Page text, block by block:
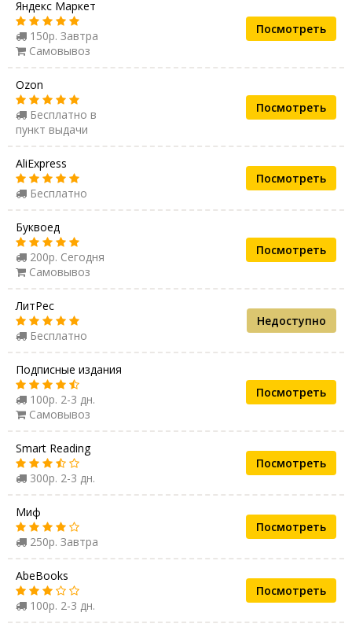
Яндекс Маркет
150р. Завтра
Самовывоз
Посмотреть
Ozon
Бесплатно в
пункт выдачи
Посмотреть
AliExpress
Бесплатно
Посмотреть
Буквоед
200р. Сегодня
Самовывоз
Посмотреть
ЛитРес
Бесплатно
Недоступно
Подписные издания
100р. 2-3 дн.
Самовывоз
Посмотреть
Smart Reading
300р. 2-3 дн.
Посмотреть
Миф
250р. Завтра
Посмотреть
AbeBooks
100р. 2-3 дн.
Посмотреть